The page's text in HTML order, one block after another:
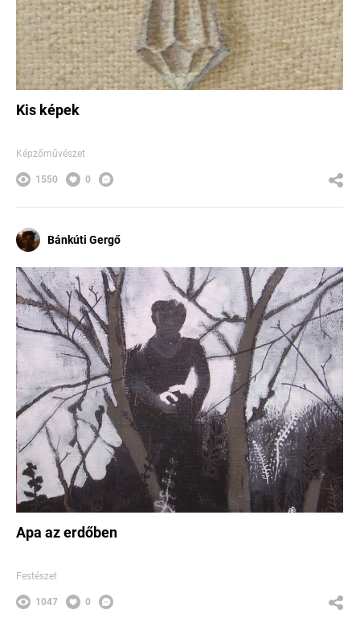
Kis képek
Képzőművészet
1550 0
Bánkúti Gergő
Apa az erdőben
Festészet
1047 0